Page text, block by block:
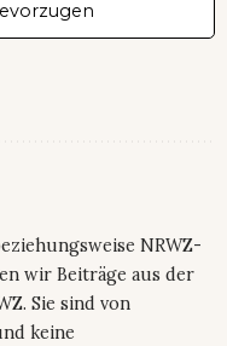
NRWZ-
wir Beiträge aus der
Sie sind von
keine